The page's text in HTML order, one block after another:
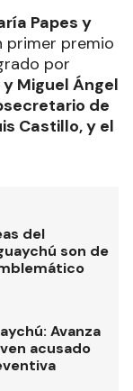
Papes y
primer premio
por
Miguel Ángel
de
Castillo, y el
del
son de
Avanza
acusado